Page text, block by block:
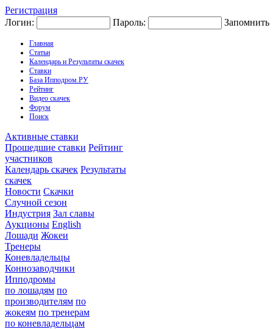
Регистрация
Логин:
Пароль: Запомнить
Главная
Статьи
Календарь и Результаты скачек
Ставки
База Ипподром.РУ
Рейтинг
Видео скачек
Форум
Поиск
Активные ставки
Прошедшие ставки Рейтинг
участников
Календарь скачек Результаты
скачек
Новости Скачки
Случной сезон
Индустрия Зал славы
Аукционы English
Лошади Жокеи
Тренеры
Коневладельцы
Коннозаводчики
Ипподромы
по лошадям по
производителям по
жокеям по тренерам
по коневладельцам